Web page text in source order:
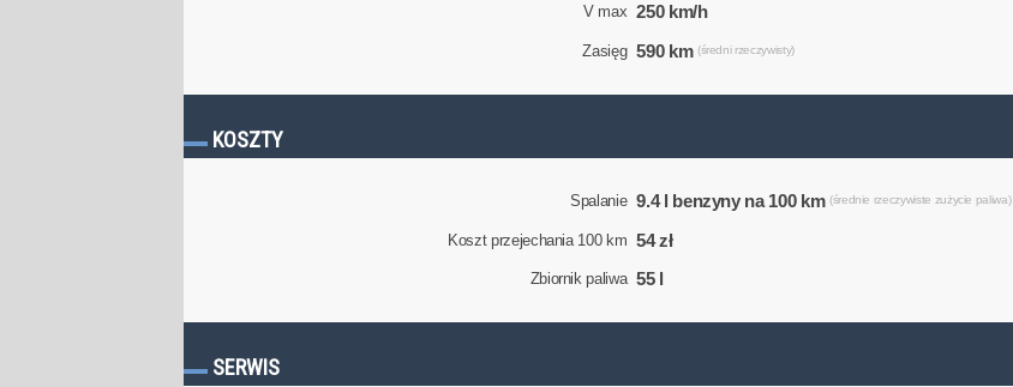
V max 250 km/h
Zasięg 590 km (średni rzeczywisty)
KOSZTY
Spalanie 9.4 l benzyny na 100 km (średnie rzeczywiste zużycie paliwa)
Koszt przejechania 100 km 54 zł
Zbiornik paliwa 55 l
SERWIS